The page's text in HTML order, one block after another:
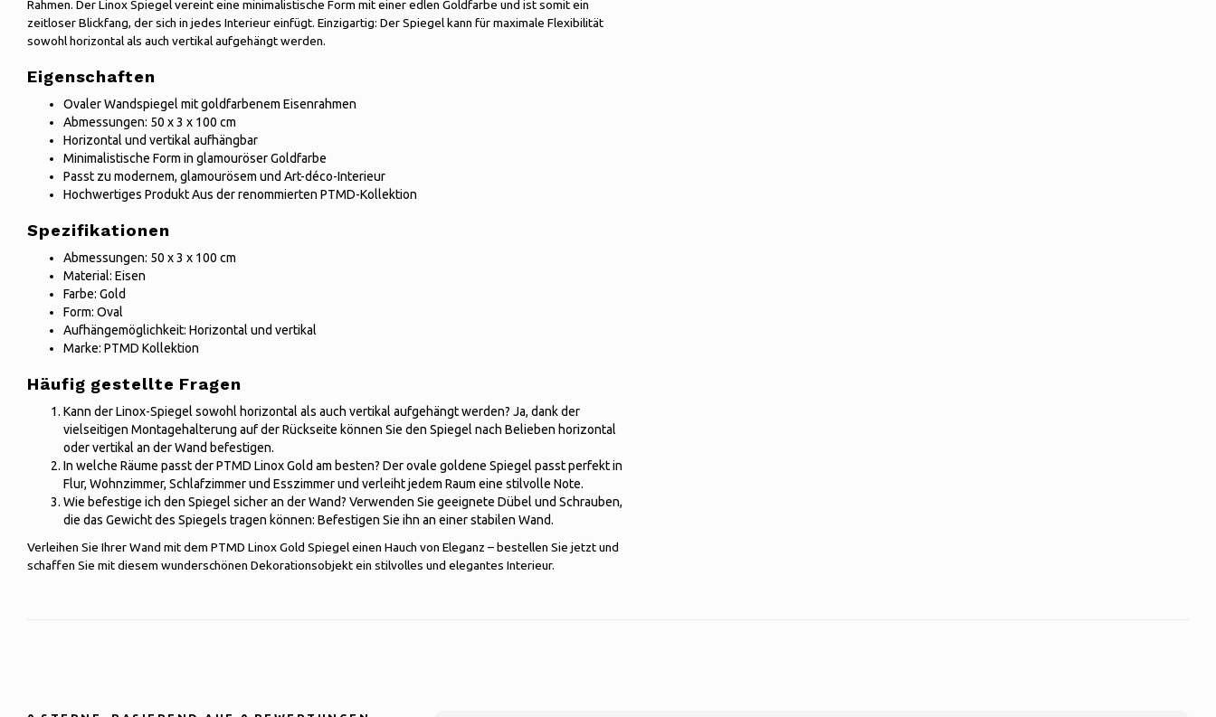
Rahmen. Der Linox Spiegel vereint eine minimalistische Form mit einer edlen Goldfarbe und ist somit ein
zeitloser Blickfang, der sich in jedes Interieur einfügt. Einzigartig: Der Spiegel kann für maximale Flexibilität
sowohl horizontal als auch vertikal aufgehängt werden.
Eigenschaften
Ovaler Wandspiegel mit goldfarbenem Eisenrahmen
Abmessungen: 50 x 3 x 100 cm
Horizontal und vertikal aufhängbar
Minimalistische Form in glamouröser Goldfarbe
Passt zu modernem, glamourösem und Art-déco-Interieur
Hochwertiges Produkt Aus der renommierten PTMD-Kollektion
Spezifikationen
Abmessungen: 50 x 3 x 100 cm
Material: Eisen
Farbe: Gold
Form: Oval
Aufhängemöglichkeit: Horizontal und vertikal
Marke: PTMD Kollektion
Häufig gestellte Fragen
Kann der Linox-Spiegel sowohl horizontal als auch vertikal aufgehängt werden? Ja, dank der
vielseitigen Montagehalterung auf der Rückseite können Sie den Spiegel nach Belieben horizontal
oder vertikal an der Wand befestigen.
In welche Räume passt der PTMD Linox Gold am besten? Der ovale goldene Spiegel passt perfekt in
Flur, Wohnzimmer, Schlafzimmer und Esszimmer und verleiht jedem Raum eine stilvolle Note.
Wie befestige ich den Spiegel sicher an der Wand? Verwenden Sie geeignete Dübel und Schrauben,
die das Gewicht des Spiegels tragen können: Befestigen Sie ihn an einer stabilen Wand.
Verleihen Sie Ihrer Wand mit dem PTMD Linox Gold Spiegel einen Hauch von Eleganz – bestellen Sie jetzt und
schaffen Sie mit diesem wunderschönen Dekorationsobjekt ein stilvolles und elegantes Interieur.